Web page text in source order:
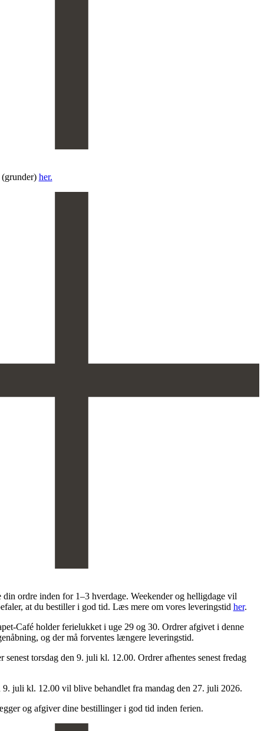
her.
din ordre inden for 1–3 hverdage. Weekender og helligdage vil
at du bestiller i god tid. Læs mere om vores leveringstid her.
Café holder ferielukket i uge 29 og 30. Ordrer afgivet i denne
og der må forventes længere leveringstid.
torsdag den 9. juli kl. 12.00. Ordrer afhentes senest fredag
9. juli kl. 12.00 vil blive behandlet fra mandag den 27. juli 2026.
og afgiver dine bestillinger i god tid inden ferien.